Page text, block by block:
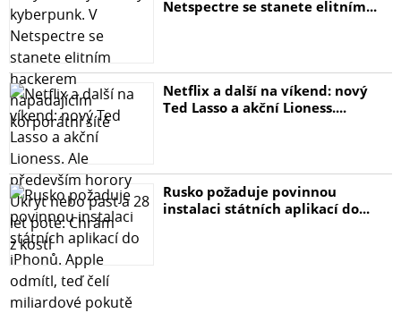
Netspectre se stanete elitním...
Netflix a další na víkend: nový
Ted Lasso a akční Lioness....
Rusko požaduje povinnou
instalaci státních aplikací do...